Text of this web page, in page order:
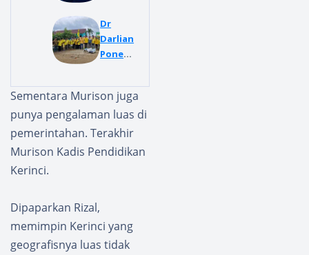
Dukun
g H.
Slamet
, Sinyal
Kuat
Anak
Muda
PAN
Berger
Dr
Darlian
Pone
Musca
m
Pimpin
an
Kecam
atan
Ratu
Sementara Murison juga
punya pengalaman luas di
pemerintahan. Terakhir
Murison Kadis Pendidikan
Kerinci.
Dipaparkan Rizal,
memimpin Kerinci yang
geografisnya luas tidak